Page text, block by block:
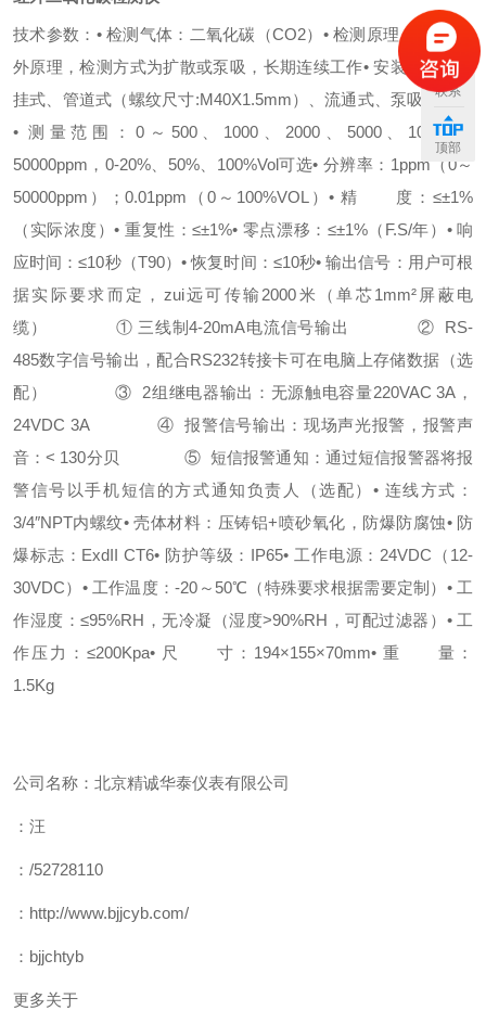
技术参数： • 检测气体：二氧化碳（CO2） •检测原理： NDIR红
外原理，检测方式为扩散或泵吸，长期连续工作•安装方式：壁
挂式、管道式 （螺纹尺寸:M40X1.5mm）
、流通式、泵吸式可选
• 测量范围： 0～ 500、 1000 2000、 5000、 10000、
50000ppm ， 0-20%、 50%、 100%Vol可选• 分辨率： 1ppm （ 0～
50000ppm ）； 0.01ppm （ 0～ 100%VOL ）•精 度：≤±1%
（实际浓度）• 重复性：≤±1%• 零点漂移： ≤±1%（ F.S/年） •响
应时间：≤10秒（T90）•恢复时间： ≤10秒•输出信号：用户可根
据实际要求而定，zui远可传输 2000米（单芯1mm² 屏蔽电
缆）
① 三线制4-20mA电流信号输出 ② RS-
485数字信号输出，配合RS232转接卡可在电脑上存储数据（选
配）
③ 2组继电器输出：无源触电容量220VAC 3A ，
24VDC 3A
④ 报警信号输出：现场声光报警，报警声
音：< 130分贝 ⑤ 短信报警通知：通过短信报警器将报
警信号以手机短信的方式通知负责人（选配） • 连线方式：
3/4″NPT内螺纹•壳体材料：压铸铝+喷砂氧化，防爆防腐蚀• 防
爆标志： ExdII CT6• 防护等级： IP65• 工作电源： 24VDC （ 12-
30VDC） • 工作温度：-20 ～ 50℃ （特殊要求根据需要定制） • 工
作湿度：≤95%RH ，无冷凝（湿度>90%RH ，可配过滤器） • 工
作压力： ≤200Kpa• 尺 寸： 194×155×70mm• 重 量：
1.5Kg
公司名称：北京精诚华泰仪表有限公司
：汪
：/52728110
：http://www.bjjcyb.com/
：bjjchtyb
更多关于
联系
顶部